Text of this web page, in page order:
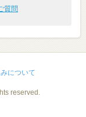
質問
について
reserved.